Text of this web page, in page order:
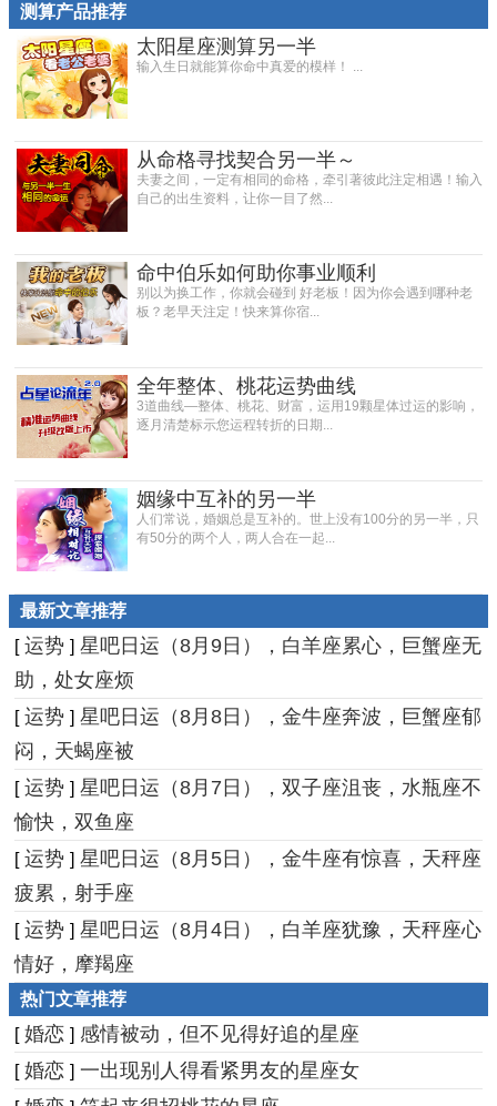
测算产品推荐
太阳星座测算另一半
输入生日就能算你命中真爱的模样！ ...
从命格寻找契合另一半～
夫妻之间，一定有相同的命格，牵引著彼此注定相遇！输入
自己的出生资料，让你一目了然...
命中伯乐如何助你事业顺利
别以为换工作，你就会碰到 好老板！因为你会遇到哪种老
板？老早天注定！快来算你宿...
全年整体、桃花运势曲线
3道曲线—整体、桃花、财富，运用19颗星体过运的影响，
逐月清楚标示您运程转折的日期...
姻缘中互补的另一半
人们常说，婚姻总是互补的。世上没有100分的另一半，只
有50分的两个人，两人合在一起...
最新文章推荐
[ 运势 ] 星吧日运（8月9日），白羊座累心，巨蟹座无
助，处女座烦
[ 运势 ] 星吧日运（8月8日），金牛座奔波，巨蟹座郁
闷，天蝎座被
[ 运势 ] 星吧日运（8月7日），双子座沮丧，水瓶座不
愉快，双鱼座
[ 运势 ] 星吧日运（8月5日），金牛座有惊喜，天秤座
疲累，射手座
[ 运势 ] 星吧日运（8月4日），白羊座犹豫，天秤座心
情好，摩羯座
热门文章推荐
[ 婚恋 ] 感情被动，但不见得好追的星座
[ 婚恋 ] 一出现别人得看紧男友的星座女